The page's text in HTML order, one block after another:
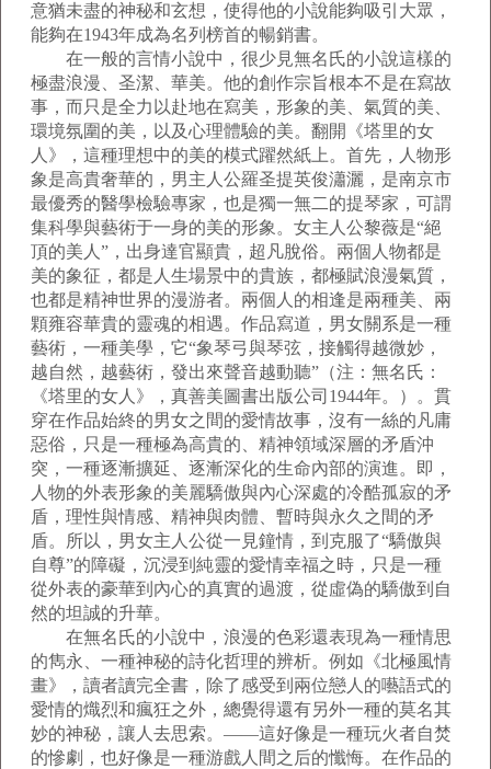
意猶未盡的神秘和玄想，使得他的小說能夠吸引大眾，
能夠在1943年成為名列榜首的暢銷書。
在一般的言情小說中，很少見無名氏的小說這樣的
極盡浪漫、圣潔、華美。他的創作宗旨根本不是在寫故
事，而只是全力以赴地在寫美，形象的美、氣質的美、
環境氛圍的美，以及心理體驗的美。翻開《塔里的女
人》，這種理想中的美的模式躍然紙上。首先，人物形
象是高貴奢華的，男主人公羅圣提英俊瀟灑，是南京市
最優秀的醫學檢驗專家，也是獨一無二的提琴家，可謂
集科學與藝術于一身的美的形象。女主人公黎薇是“絕
頂的美人”，出身達官顯貴，超凡脫俗。兩個人物都是
美的象征，都是人生場景中的貴族，都極賦浪漫氣質，
也都是精神世界的漫游者。兩個人的相逢是兩種美、兩
顆雍容華貴的靈魂的相遇。作品寫道，男女關系是一種
藝術，一種美學，它“象琴弓與琴弦，接觸得越微妙，
越自然，越藝術，發出來聲音越動聽”（注：無名氏：
《塔里的女人》，真善美圖書出版公司1944年。）。貫
穿在作品始終的男女之間的愛情故事，沒有一絲的凡庸
惡俗，只是一種極為高貴的、精神領域深層的矛盾沖
突，一種逐漸擴延、逐漸深化的生命內部的演進。即，
人物的外表形象的美麗驕傲與內心深處的冷酷孤寂的矛
盾，理性與情感、精神與肉體、暫時與永久之間的矛
盾。所以，男女主人公從一見鐘情，到克服了“驕傲與
自尊”的障礙，沉浸到純靈的愛情幸福之時，只是一種
從外表的豪華到內心的真實的過渡，從虛偽的驕傲到自
然的坦誠的升華。
在無名氏的小說中，浪漫的色彩還表現為一種情思
的雋永、一種神秘的詩化哲理的辨析。例如《北極風情
畫》，讀者讀完全書，除了感受到兩位戀人的囈語式的
愛情的熾烈和瘋狂之外，總覺得還有另外一種的莫名其
妙的神秘，讓人去思索。——這好像是一種玩火者自焚
的慘劇，也好像是一種游戲人間之后的懺悔。在作品的